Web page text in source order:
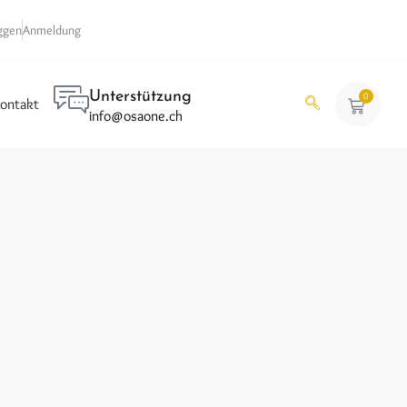
Anmeldung
Unterstützung
info@osaone.ch
0